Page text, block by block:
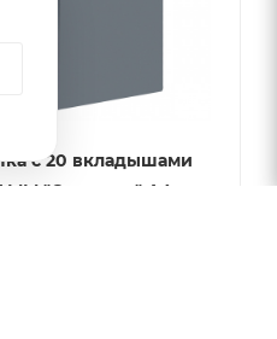
с 20 вкладышами
"Стандарт" А4,